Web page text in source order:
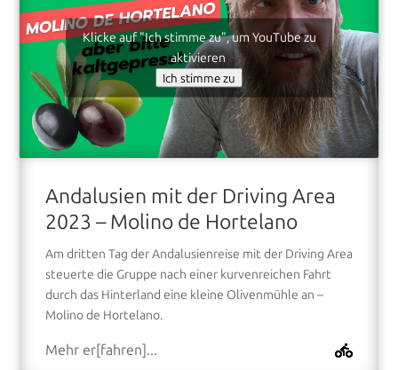
Klicke auf "Ich stimme zu", um YouTube zu
aktivieren
Ich stimme zu
Andalusien mit der Driving Area
2023 – Molino de Hortelano
Am dritten Tag der Andalusienreise mit der Driving Area
steuerte die Gruppe nach einer kurvenreichen Fahrt
durch das Hinterland eine kleine Olivenmühle an –
Molino de Hortelano.
Mehr er[fahren]...